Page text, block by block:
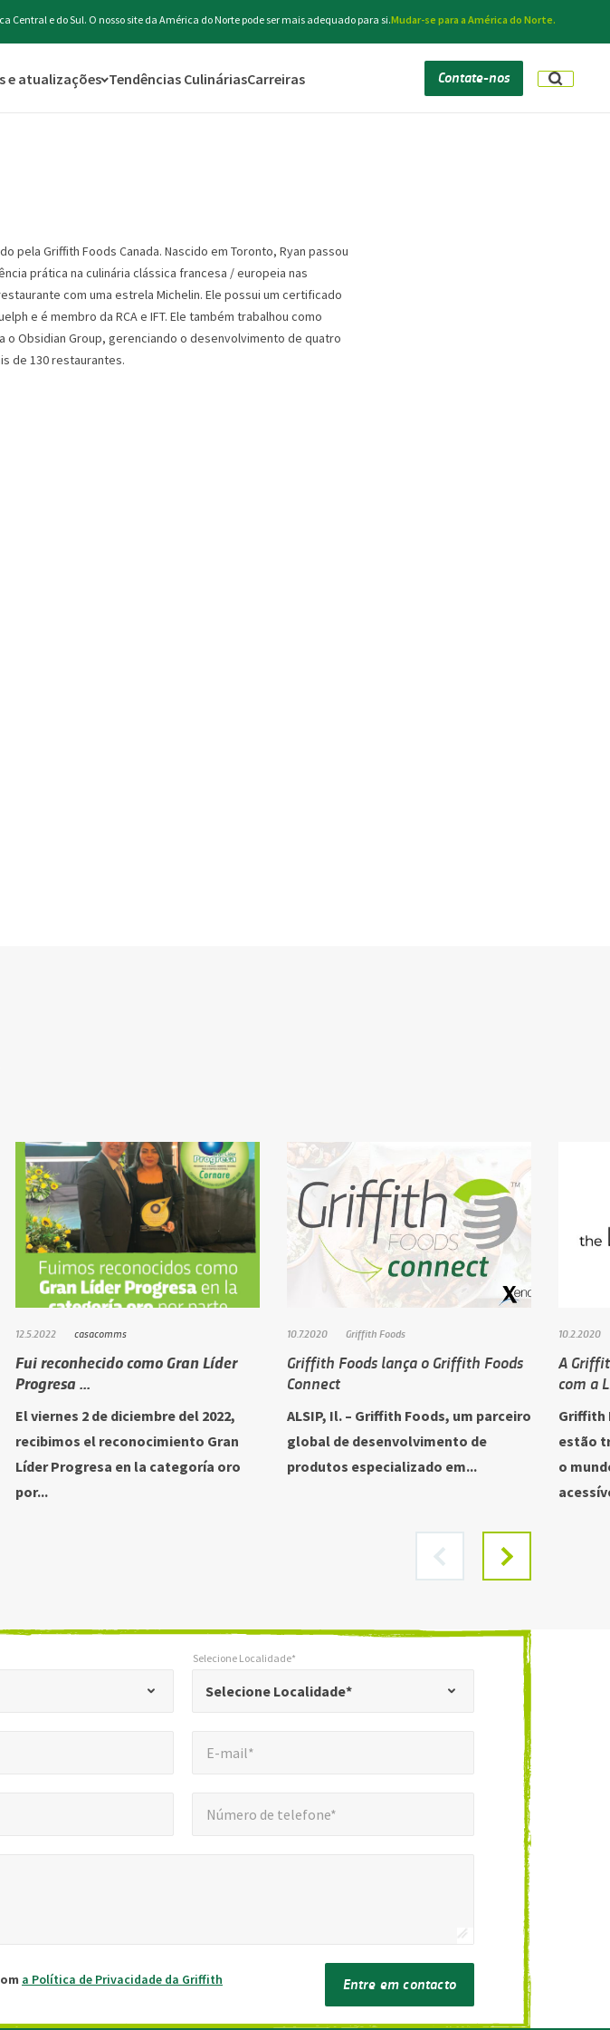
Central e do Sul. O nosso site da América do Norte pode ser mais adequado para si.Mudar-se para a América do Norte.
e atualizações Tendências CulináriasCarreiras Contate-nos
pela Griffith Foods Canada. Nascido em Toronto, Ryan passou
prática na culinária clássica francesa / europeia nas
com uma estrela Michelin. Ele possui um certificado
e é membro da RCA e IFT. Ele também trabalhou como
Obsidian Group, gerenciando o desenvolvimento de quatro
de 130 restaurantes.
12.5.2022 casacomms
Fui reconhecido como Gran Líder
Progresa ...
El viernes 2 de diciembre del 2022,
recibimos el reconocimiento Gran
Líder Progresa en la categoría oro
por...
10.7.2020 Griffith Foods
Griffith Foods lança o Griffith Foods
Connect
ALSIP, Il. – Griffith Foods, um parceiro
global de desenvolvimento de
produtos especializado em...
10.2.2020
A
com a
Griffith
estão
o
Selecione Localidade*
Selecione Localidade*
E-mail*
Número de telefone*
a Política de Privacidade da Griffith
Entre em contacto